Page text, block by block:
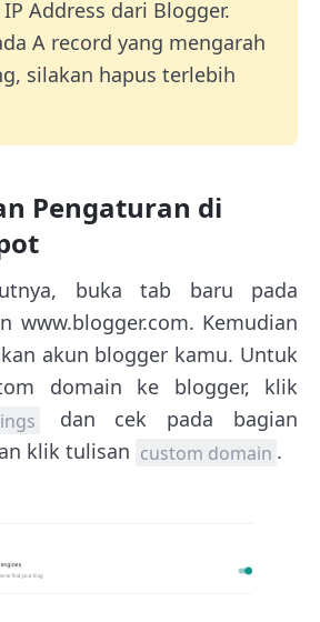
Address dari Blogger.
A record yang mengarah
silakan hapus terlebih
Pengaturan di
buka tab baru pada
www.blogger.com. Kemudian
akun blogger kamu. Untuk
domain ke blogger, klik
dan cek pada bagian
klik tulisan custom domain .